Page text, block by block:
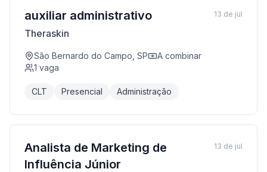
auxiliar administrativo
Theraskin
São Bernardo do Campo, SP
A combinar
1 vaga
CLT Presencial Administração
13 de jul
Analista de Marketing de
Influência Júnior
13 de jul